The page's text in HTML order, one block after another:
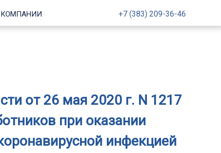
+7 (383) 209-36-46
от 26 мая 2020 г. N 1217
при оказании
инфекцией